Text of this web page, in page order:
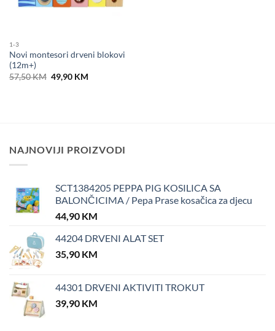
1-3
Novi montesori drveni blokovi
(12m+)
57,50KM Original
price
49,90 KMCurrent
NAJNOVIJI PROIZVODI
SCT1384205 PEPPA PIG KOSILICA SA
BALONČICIMA / Pepa Prase kosačica za djecu
44,90 KM
44204 DRVENI ALAT SET
35,90 KM
44301 DRVENI AKTIVITI TROKUT
39,90 KM